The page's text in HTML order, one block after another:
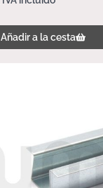
Añadir a la cesta